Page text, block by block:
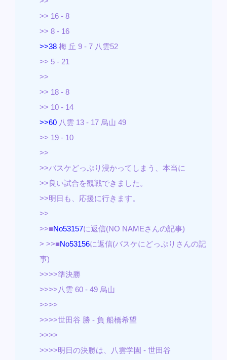
>> 16 - 8
>> 8 - 16
>>38 梅 丘 9 - 7 八雲52
>> 5 - 21
>>
>> 18 - 8
>> 10 - 14
>>60 八雲 13 - 17 烏山 49
>> 19 - 10
>>
>>バスケどっぷり浸かってしまう、本当に
>>良い試合を観戦できました。
>>明日も、応援に行きます。
>>
>>■No53157に返信(NO NAMEさんの記事)
> >>■No53156に返信(バスケにどっぷりさんの記
事)
>>>>準決勝
>>>>八雲 60 - 49 烏山
>>>>
>>>>世田谷 勝 - 負 船橋希望
>>>>
>>>>明日の決勝は、八雲学園 - 世田谷